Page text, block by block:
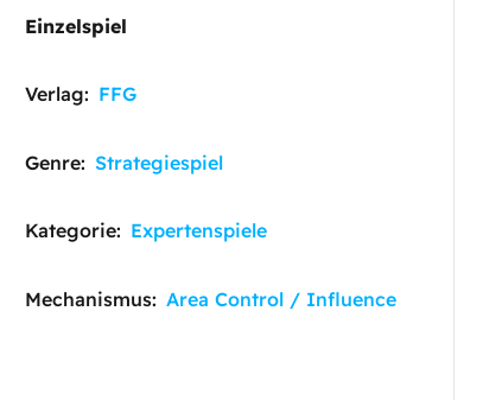
Einzelspiel
Verlag: FFG
Genre: Strategiespiel
Kategorie: Expertenspiele
Mechanismus: Area Control / Influence